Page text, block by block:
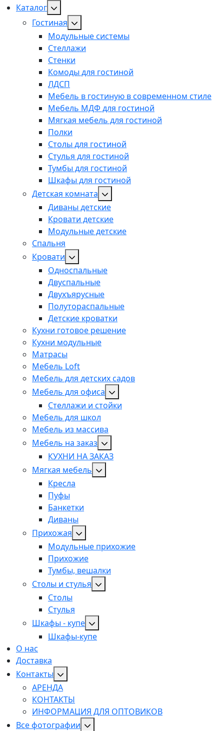
Каталог
Гостиная
Модульные системы
Стеллажи
Стенки
Комоды для гостиной
ЛДСП
Мебель в гостиную в современном стиле
Мебель МДФ для гостиной
Мягкая мебель для гостиной
Полки
Столы для гостиной
Стулья для гостиной
Тумбы для гостиной
Шкафы для гостиной
Детская комната
Диваны детские
Кровати детские
Модульные детские
Спальня
Кровати
Односпальные
Двуспальные
Двухъярусные
Полутораспальные
Детские кроватки
Кухни готовое решение
Кухни модульные
Матрасы
Мебель Loft
Мебель для детских садов
Мебель для офиса
Стеллажи и стойки
Мебель для школ
Мебель из массива
Мебель на заказ
КУХНИ НА ЗАКАЗ
Мягкая мебель
Кресла
Пуфы
Банкетки
Диваны
Прихожая
Модульные прихожие
Прихожие
Тумбы, вешалки
Столы и стулья
Столы
Стулья
Шкафы - купе
Шкафы-купе
О нас
Доставка
Контакты
АРЕНДА
КОНТАКТЫ
ИНФОРМАЦИЯ ДЛЯ ОПТОВИКОВ
Все фотографии